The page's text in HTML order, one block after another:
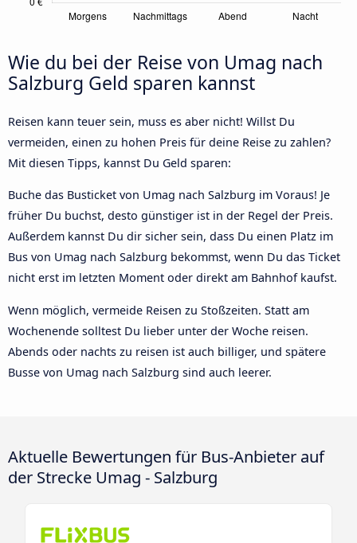
Wie du bei der Reise von Umag nach
Salzburg Geld sparen kannst
Reisen kann teuer sein, muss es aber nicht! Willst Du
vermeiden, einen zu hohen Preis für deine Reise zu zahlen?
Mit diesen Tipps, kannst Du Geld sparen:
Buche das Busticket von Umag nach Salzburg im Voraus! Je
früher Du buchst, desto günstiger ist in der Regel der Preis.
Außerdem kannst Du dir sicher sein, dass Du einen Platz im
Bus von Umag nach Salzburg bekommst, wenn Du das Ticket
nicht erst im letzten Moment oder direkt am Bahnhof kaufst.
Wenn möglich, vermeide Reisen zu Stoßzeiten. Statt am
Wochenende solltest Du lieber unter der Woche reisen.
Abends oder nachts zu reisen ist auch billiger, und spätere
Busse von Umag nach Salzburg sind auch leerer.
Aktuelle Bewertungen für Bus-Anbieter auf
der Strecke Umag - Salzburg